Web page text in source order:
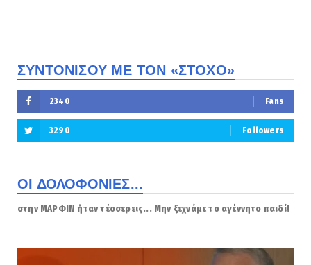
ΣΥΝΤΟΝΙΣΟΥ ΜΕ ΤΟΝ «ΣΤΟΧΟ»
2340 Fans
3290 Followers
ΟΙ ΔΟΛΟΦΟΝΙΕΣ...
στην ΜΑΡΦΙΝ ήταν τέσσερεις... Μην ξεχνάμε το αγέννητο παιδί!